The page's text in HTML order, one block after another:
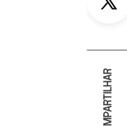
COMPARTILHAR